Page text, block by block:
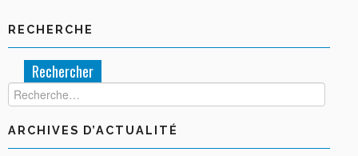
RECHERCHE
Rechercher :
ARCHIVES D’ACTUALITÉ